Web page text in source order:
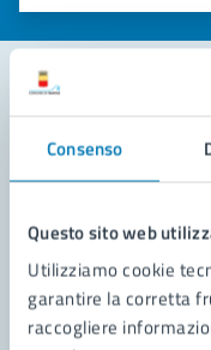
Consenso
Questo sito web
Utilizziamo cookie
garantire la corretta
raccogliere
Valuta 4
Valuta 3
Valuta 2 stelle
Valuta 1 stelle su 5
Contatta il
Leggi le
Richiedi
Prenota